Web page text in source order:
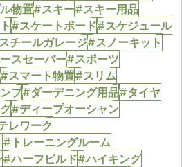
物置#スキー#スキー用品
#スケートボード#スケジュール
チールガレージ#スノーキット
スセーバー#スポーツ
#スマート物置#スリム
プ#ダーデニング用品#タイヤ
#ディープオーシャン
レワーク
#トレーニングルーム
#ハーフビルド#ハイキング